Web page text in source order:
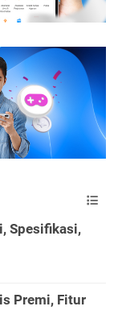
Spesifikasi,
Premi, Fitur